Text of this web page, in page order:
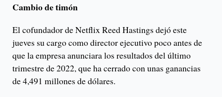
Cambio de timón
El cofundador de Netflix Reed Hastings dejó este
jueves su cargo como director ejecutivo poco antes de
que la empresa anunciara los resultados del último
trimestre de 2022, que ha cerrado con unas ganancias
de 4,491 millones de dólares.